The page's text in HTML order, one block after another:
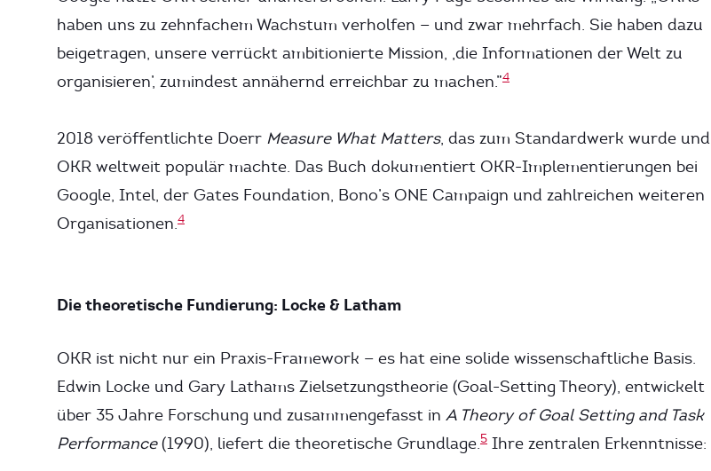
haben uns zu zehnfachem Wachstum verholfen — und zwar mehrfach. Sie haben dazu
beigetragen, unsere verrückt ambitionierte Mission, ‚die Informationen der Welt zu
organisieren’, zumindest annähernd erreichbar zu machen.”4
2018 veröffentlichte Doerr Measure What Matters, das zum Standardwerk wurde und
OKR weltweit populär machte. Das Buch dokumentiert OKR-Implementierungen bei
Google, Intel, der Gates Foundation, Bono’s ONE Campaign und zahlreichen weiteren
Organisationen.4
Die theoretische Fundierung: Locke & Latham
OKR ist nicht nur ein Praxis-Framework — es hat eine solide wissenschaftliche Basis.
Edwin Locke und Gary Lathams Zielsetzungstheorie (Goal-Setting Theory), entwickelt
über 35 Jahre Forschung und zusammengefasst in A Theory of Goal Setting and Task
Performance(1990), liefert die theoretische Grundlage.5 Ihre zentralen Erkenntnisse: